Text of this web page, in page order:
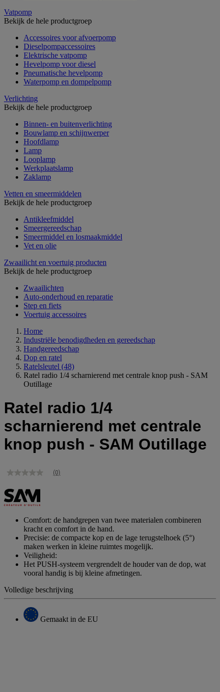
Vatpomp
Bekijk de hele productgroep
Accessoires voor afvoerpomp
Dieselpompaccessoires
Elektrische vatpomp
Hevelpomp voor diesel
Pneumatische hevelpomp
Waterpomp en dompelpomp
Verlichting
Bekijk de hele productgroep
Binnen- en buitenverlichting
Bouwlamp en schijnwerper
Hoofdlamp
Lamp
Looplamp
Werkplaatslamp
Zaklamp
Vetten en smeermiddelen
Bekijk de hele productgroep
Antikleefmiddel
Smeergereedschap
Smeermiddel en losmaakmiddel
Vet en olie
Zwaailicht en voertuig producten
Bekijk de hele productgroep
Zwaailichten
Auto-onderhoud en reparatie
Step en fiets
Voertuig accessoires
Home
Industriële benodigdheden en gereedschap
Handgereedschap
Dop en ratel
Ratelsleutel (48)
Ratel radio 1/4 scharnierend met centrale knop push - SAM
Outillage
Ratel radio 1/4
scharnierend met centrale
knop push - SAM Outillage
Geen
Dezelfde
paginalink.
(0)
Comfort: de handgrepen van twee materialen combineren
kracht en comfort in de hand.
Precisie: de compacte kop en de lage terugstelhoek (5°)
maken werken in kleine ruimtes mogelijk.
Veiligheid:
Het PUSH-systeem vergrendelt de houder van de dop, wat
vooral handig is bij kleine afmetingen.
Volledige beschrijving
Gemaakt in de EU